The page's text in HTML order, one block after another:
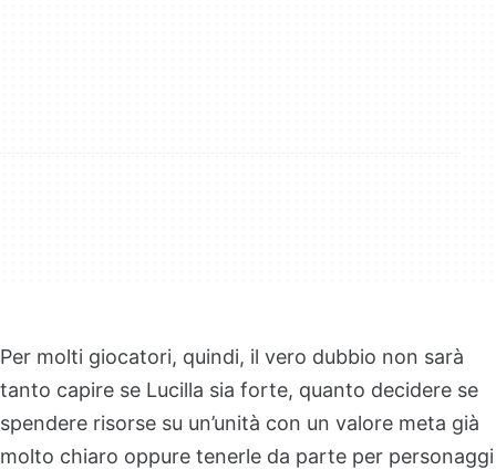
Per molti giocatori, quindi, il vero dubbio non sarà
tanto capire se Lucilla sia forte, quanto decidere se
spendere risorse su un’unità con un valore meta già
molto chiaro oppure tenerle da parte per personaggi